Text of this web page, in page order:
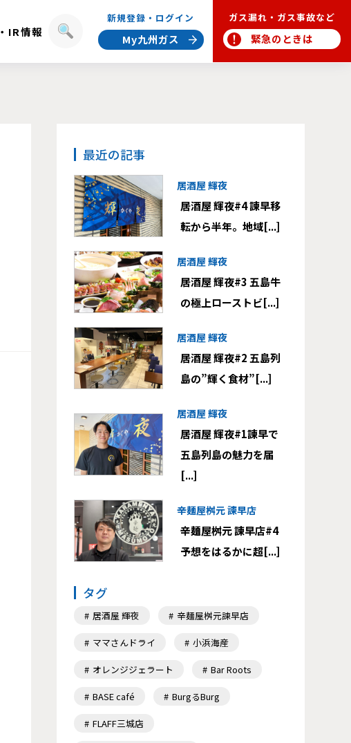
IR情報
新規登録・ログイン
My九州ガス
ガス漏れ・ガス事故など
緊急のときは
最近の記事
居酒屋 輝夜
居酒屋 輝夜#4 諫早移
転から半年。地域[...]
居酒屋 輝夜
居酒屋 輝夜#3 五島牛
の極上ローストビ[...]
居酒屋 輝夜
居酒屋 輝夜#2 五島列
島の”輝く食材”[...]
居酒屋 輝夜
居酒屋 輝夜#1諫早で
五島列島の魅力を届
[...]
辛麺屋桝元 諫早店
辛麺屋桝元 諫早店#4
予想をはるかに超[...]
タグ
居酒屋 輝夜 辛麺屋桝元諫早店
ママさんドライ 小浜海産
オレンジジェラート Bar Roots
BASE café BurgるBurg
FLAFF三城店